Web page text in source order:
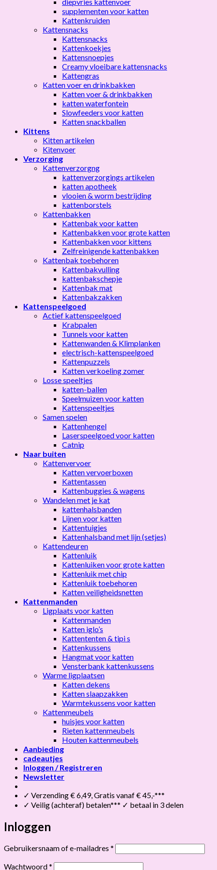
supplementen voor katten
Kattenkruiden
Kattensnacks
Kattensnacks
Kattenkoekjes
Kattensnoepjes
Creamy vloeibare kattensnacks
Kattengras
Katten voer en drinkbakken
Katten voer & drinkbakken
katten waterfontein
Slowfeeders voor katten
Katten snackballen
Kittens
Kitten artikelen
Kitenvoer
Verzorging
Kattenverzorgng
kattenverzorgings artikelen
katten apotheek
vlooien & worm bestrijding
kattenborstels
Kattenbakken
Kattenbak voor katten
Kattenbakken voor grote katten
Kattenbakken voor kittens
Zelfreinigende kattenbakken
Kattenbak toebehoren
Kattenbakvulling
kattenbakschepje
Kattenbak mat
Kattenbakzakken
Kattenspeelgoed
Actief kattenspeelgoed
Krabpalen
Tunnels voor katten
Kattenwanden & Klimplanken
electrisch-kattenspeelgoed
Kattenpuzzels
Katten verkoeling zomer
Losse speeltjes
katten-ballen
Speelmuizen voor katten
Kattenspeeltjes
Samen spelen
Kattenhengel
Laserspeelgoed voor katten
Catnip
Naar buiten
Kattenvervoer
Katten vervoerboxen
Kattentassen
Kattenbuggies & wagens
Wandelen met je kat
kattenhalsbanden
Lijnen voor katten
Kattentuigjes
Kattenhalsband met lijn (setjes)
Kattendeuren
Kattenluik
Kattenluiken voor grote katten
Kattenluik met chip
Kattenluik toebehoren
Katten veiligheidsnetten
Kattenmanden
Ligplaats voor katten
Kattenmanden
Katten iglo’s
Kattententen & tipi s
Kattenkussens
Hangmat voor katten
Vensterbank kattenkussens
Warme ligplaatsen
Katten dekens
Katten slaapzakken
Warmtekussens voor katten
Kattenmeubels
huisjes voor katten
Rieten kattenmeubels
Houten kattenmeubels
Aanbieding
cadeautjes
Inloggen / Registreren
Newsletter
✓ Verzending € 6,49, Gratis vanaf € 45,-***
✓ Veilig (achteraf) betalen*** ✓ betaal in 3 delen
Inloggen
Gebruikersnaam of e-mailadres * Vereist
Wachtwoord* Vereist